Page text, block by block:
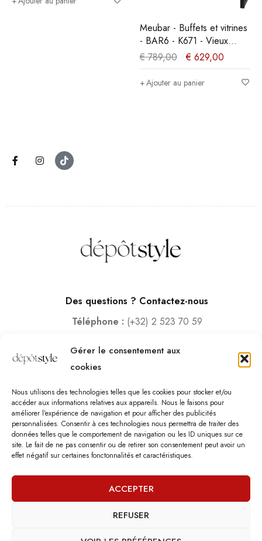
Gérer le consentement aux
cookies
Nous utilisons des technologies telles que les cookies pour stocker et/ou
accéder aux informations relatives aux appareils. Nous le faisons pour
améliorer l’expérience de navigation et pour afficher des publicités
personnalisées. Consentir à ces technologies nous permettra de traiter des
données telles que le comportement de navigation ou les ID uniques sur ce
site. Le fait de ne pas consentir ou de retirer son consentement peut avoir un
effet négatif sur certaines fonctonnalités et caractéristiques.
ACCEPTER
REFUSER
Meubar - Buffets et vitrines
- BAR6 - K671 - Vieux
teck/Noir mat -
108x162x50cm
€789,00 € 629,00
Ajouter au panier
Des questions ? Contactez-nous
Téléphone : (+32) 2 523 70 59
Adresse : Rue des Deux Gares 6, 1070 Bruxelles
Lundi – Samedi :10:00 – 18:30
Vendredi :10:00-13:00 – 15:00 -18:30
Dimanche :12:00-18:00
Nous sommes fermés les jours fériés.
– Tous droits réservés.